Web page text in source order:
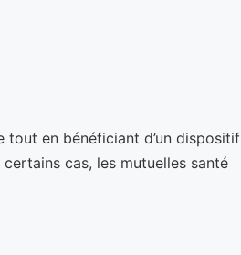
en bénéficiant d’un dispositif
cas, les mutuelles santé